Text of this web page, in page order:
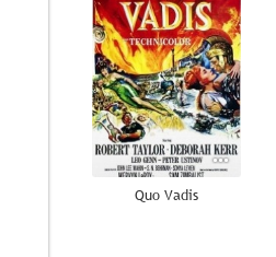
Quo Vadis